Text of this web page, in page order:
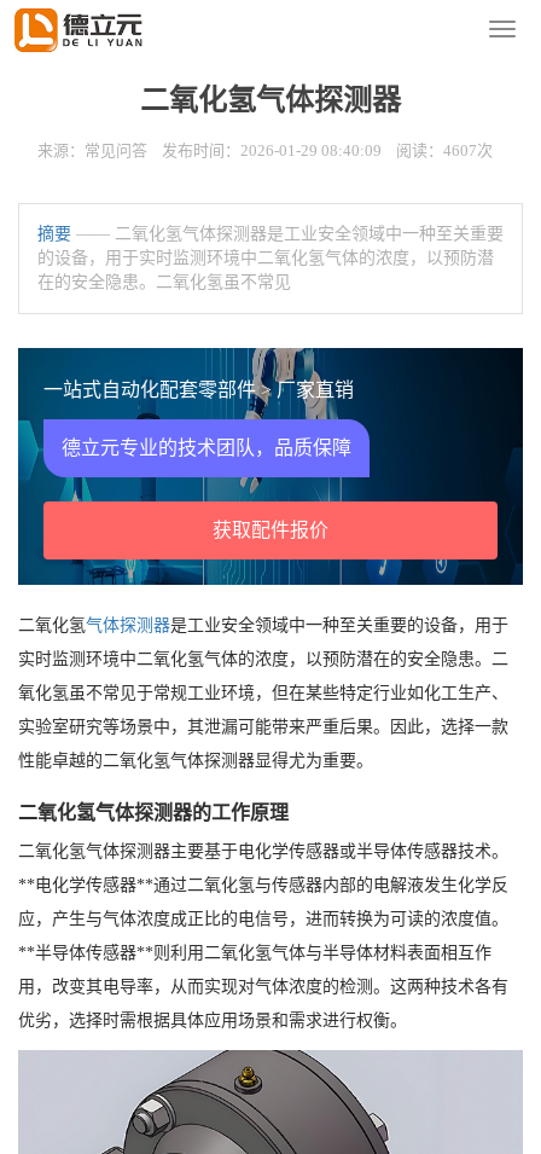
导
您的位置：首页
二氧化氢气体探测器
来源：常见问答 发布时间：2026-01-29 08:40:09 阅读：4607次
摘要 —— 二氧化氢气体探测器是工业安全领域中一种至关重要
的设备，用于实时监测环境中二氧化氢气体的浓度，以预防潜
在的安全隐患。二氧化氢虽不常见
一站式自动化配套零部件 > 厂家直销
德立元专业的技术团队，品质保障
获取配件报价
二氧化氢气体探测器是工业安全领域中一种至关重要的设备，用于
实时监测环境中二氧化氢气体的浓度，以预防潜在的安全隐患。二
氧化氢虽不常见于常规工业环境，但在某些特定行业如化工生产、
实验室研究等场景中，其泄漏可能带来严重后果。因此，选择一款
性能卓越的二氧化氢气体探测器显得尤为重要。
二氧化氢气体探测器的工作原理
二氧化氢气体探测器主要基于电化学传感器或半导体传感器技术。
**电化学传感器**通过二氧化氢与传感器内部的电解液发生化学反
应，产生与气体浓度成正比的电信号，进而转换为可读的浓度值。
**半导体传感器**则利用二氧化氢气体与半导体材料表面相互作
用，改变其电导率，从而实现对气体浓度的检测。这两种技术各有
优劣，选择时需根据具体应用场景和需求进行权衡。